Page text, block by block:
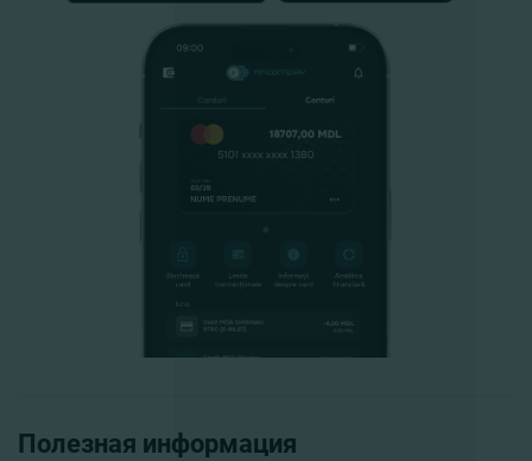
Полезная информация